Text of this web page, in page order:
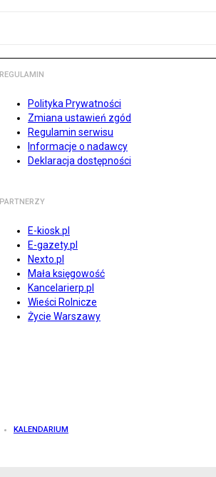
REGULAMIN
Polityka Prywatności
Zmiana ustawień zgód
Regulamin serwisu
Informacje o nadawcy
Deklaracja dostępności
PARTNERZY
E-kiosk.pl
E-gazety.pl
Nexto.pl
Mała księgowość
Kancelarierp.pl
Wieści Rolnicze
Życie Warszawy
KALENDARIUM